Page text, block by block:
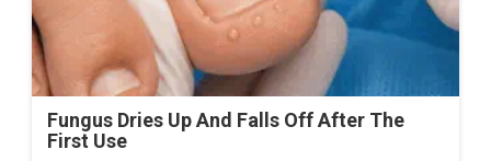
Fungus Dries Up And Falls Off After The
First Use